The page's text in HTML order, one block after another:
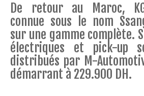
De retour au Maroc,
connue sous le nom
sur une gamme complète.
électriques et pick-up
distribués par M-
démarrant à 229.900 DH.